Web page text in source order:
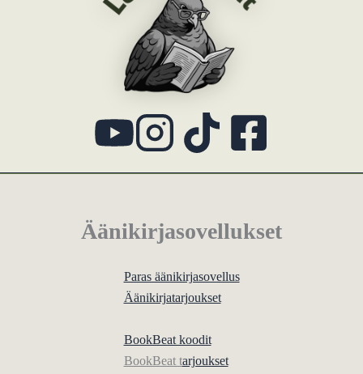
Äänikirjasovellukset
Paras äänikirjasovellus
Äänikirjatarjoukset
BookBeat koodit
BookBeat tarjoukset